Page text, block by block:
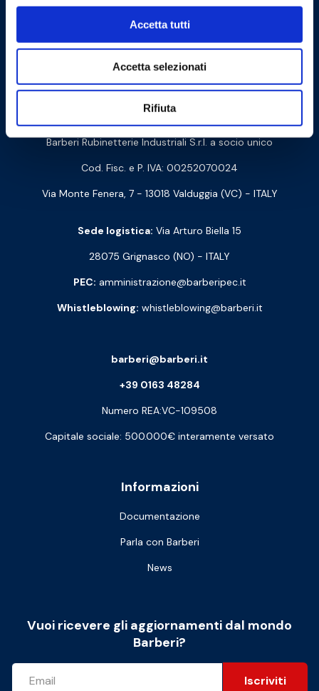
Accetta tutti
Accetta selezionati
Rifiuta
Cookie Policy Privacy Policy
Contattaci
Barberi Rubinetterie Industriali S.r.l. a socio unico
Cod. Fisc. e P. IVA: 00252070024
Via Monte Fenera, 7 - 13018 Valduggia (VC) - ITALY
Sede logistica: Via Arturo Biella 15
28075 Grignasco (NO) - ITALY
PEC: amministrazione@barberipec.it
Whistleblowing: whistleblowing@barberi.it
Informazioni
Documentazione
Parla con Barberi
News
barberi@barberi.it
+39 0163 48284
Numero REA:VC-109508
Capitale sociale: 500.000€ interamente versato
Vuoi ricevere gli aggiornamenti dal mondo
Barberi?
Iscriviti